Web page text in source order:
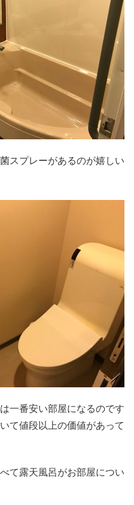
スプレーがあるのが嬉しい
一番安い部屋になるのです
て値段以上の価値があって
て露天風呂がお部屋につい